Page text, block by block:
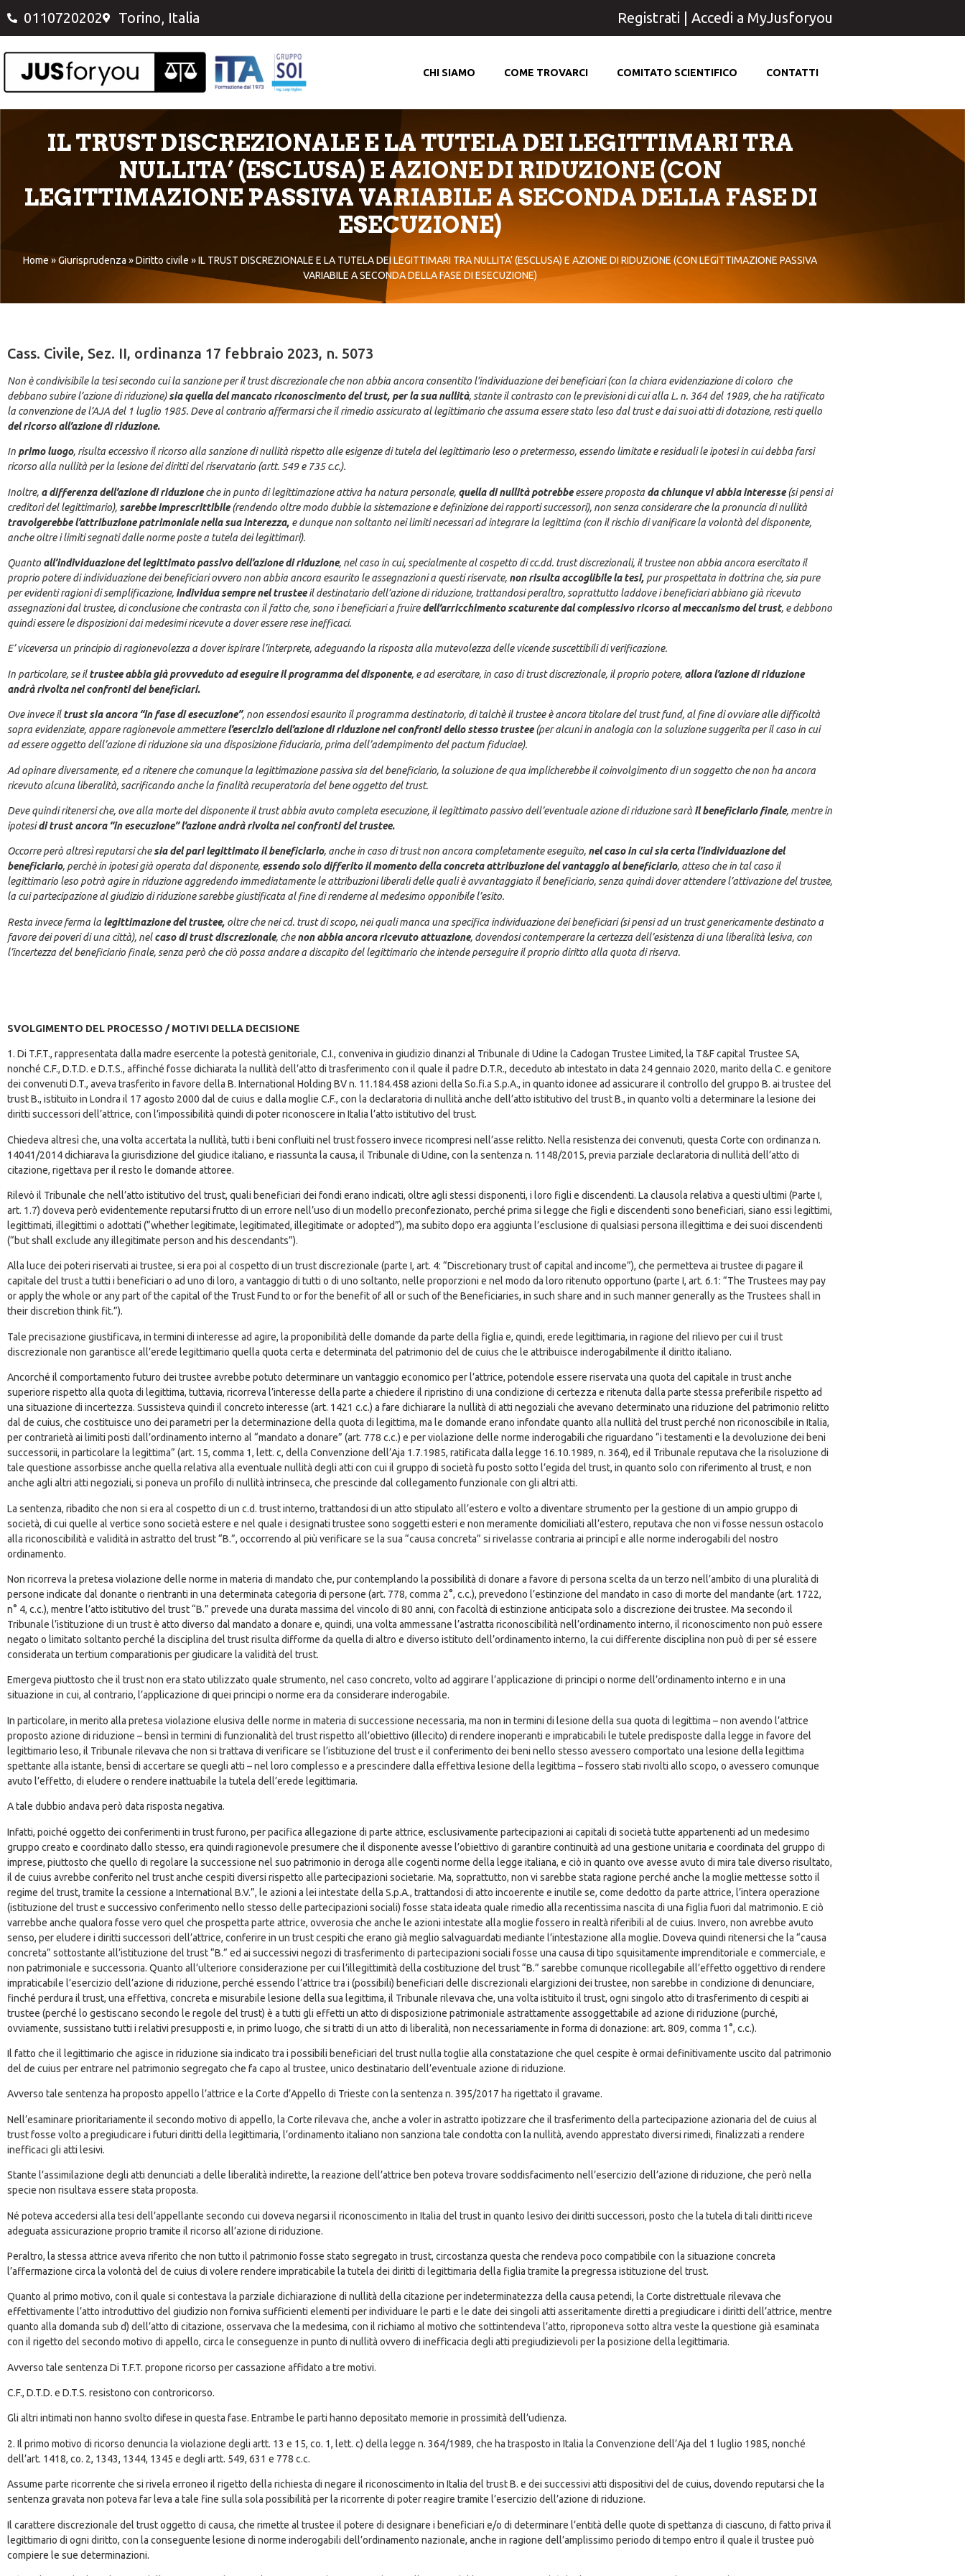
0110720202 Torino, Italia Registrati Accedi a MyJusforyou
CHI SIAMO COME TROVARCI COMITATO SCIENTIFICO CONTATTI
IL TRUST DISCREZIONALE E LA TUTELA DEI LEGITTIMARI TRA
NULLITA’ (ESCLUSA) E AZIONE DI RIDUZIONE (CON
LEGITTIMAZIONE PASSIVA VARIABILE A SECONDA DELLA FASE DI
ESECUZIONE)
Home»Giurisprudenza »Diritto civile »IL TRUST DISCREZIONALE E LA TUTELA DEI LEGITTIMARI TRA NULLITA’ (ESCLUSA) E AZIONE DI RIDUZIONE (CON LEGITTIMAZIONE PASSIVA
VARIABILE A SECONDA DELLA FASE DI ESECUZIONE)
Cass. Civile, Sez. II, ordinanza 17 febbraio 2023, n. 5073
Non è condivisibile la tesi secondo cui la sanzione per il trust discrezionale che non abbia ancora consentito l’individuazione dei beneficiari (con la chiara evidenziazione di coloro che
debbano subire l’azione di riduzione)sia quella del mancato riconoscimento del trust, per la sua nullità, stante il contrasto con le previsioni di cui alla L. n. 364 del 1989, che ha ratificato
la convenzione de l’AJA del 1 luglio 1985. Deve al contrario affermarsi che il rimedio assicurato al legittimario che assuma essere stato leso dal trust e dai suoi atti di dotazione, resti quello
del ricorso all’azione di riduzione.
In primo luogo, risulta eccessivo il ricorso alla sanzione di nullità rispetto alle esigenze di tutela del legittimario leso o pretermesso, essendo limitate e residuali le ipotesi in cui debba farsi
ricorso alla nullità per la lesione dei diritti del riservatario (artt. 549 e 735 c.c.).
Inoltre, a differenza dell’azione di riduzioneche in punto di legittimazione attiva ha natura personale, quella di nullità potrebbeessere proposta da chiunque vi abbia interesse(si pensi ai
creditori del legittimario), sarebbe imprescrittibile(rendendo oltre modo dubbie la sistemazione e definizione dei rapporti successori), non senza considerare che la pronuncia di nullità
travolgerebbe l’attribuzione patrimoniale nella sua interezza, e dunque non soltanto nei limiti necessari ad integrare la legittima (con il rischio di vanificare la volontà del disponente,
anche oltre i limiti segnati dalle norme poste a tutela dei legittimari).
Quanto all’individuazione del legittimato passivo dell’azione di riduzione, nel caso in cui, specialmente al cospetto di cc.dd. trust discrezionali, il trustee non abbia ancora esercitato il
proprio potere di individuazione dei beneficiari ovvero non abbia ancora esaurito le assegnazioni a questi riservate, non risulta accoglibile la tesi, pur prospettata in dottrina che, sia pure
per evidenti ragioni di semplificazione, individua sempre nel trusteeil destinatario dell’azione di riduzione, trattandosi peraltro, soprattutto laddove i beneficiari abbiano già ricevuto
assegnazioni dal trustee, di conclusione che contrasta con il fatto che, sono i beneficiari a fruiredell’arricchimento scaturente dal complessivo ricorso al meccanismo del trust, e debbono
quindi essere le disposizioni dai medesimi ricevute a dover essere rese inefficaci.
E’ viceversa un principio di ragionevolezza a dover ispirare l’interprete, adeguando la risposta alla mutevolezza delle vicende suscettibili di verificazione.
In particolare, se iltrustee abbia già provveduto ad eseguire il programma del disponente, e ad esercitare, in caso di trust discrezionale, il proprio potere, allora l’azione di riduzione
andrà rivolta nei confronti dei beneficiari.
Ove invece iltrustsia ancora “in fase di esecuzione”, non essendosi esaurito il programma destinatorio, di talchè il trustee è ancora titolare del trust fund, al fine di ovviare alle difficoltà
sopra evidenziate, appare ragionevole ammetterel’esercizio dell’azione di riduzione nei confronti dello stessotrustee(per alcuni in analogia con la soluzione suggerita per il caso in cui
ad essere oggetto dell’azione di riduzione sia una disposizione fiduciaria, prima dell’adempimento del pactum fiduciae).
Ad opinare diversamente, ed a ritenere che comunque la legittimazione passiva sia del beneficiario, la soluzione de qua implicherebbe il coinvolgimento di un soggetto che non ha ancora
ricevuto alcuna liberalità, sacrificando anche la finalità recuperatoria del bene oggetto del trust.
Deve quindi ritenersi che, ove alla morte del disponente il trust abbia avuto completa esecuzione, il legittimato passivo dell’eventuale azione di riduzione sarà il beneficiario finale, mentre in
ipotesiditrust ancora “in esecuzione” l’azione andrà rivolta nei confronti del trustee.
Occorre però altresì reputarsi chesia del pari legittimato il beneficiario, anche in caso di trust non ancora completamente eseguito, nel caso in cui sia certa l’individuazione del
beneficiario, perchè in ipotesi già operata dal disponente, essendo solo differito il momento della concreta attribuzione del vantaggio al beneficiario, atteso che in tal caso il
legittimario leso potrà agire in riduzione aggredendo immediatamente le attribuzioni liberali delle quali è avvantaggiato il beneficiario, senza quindi dover attendere l’attivazione del trustee,
la cui partecipazione al giudizio di riduzione sarebbe giustificata al fine di renderne al medesimo opponibile l’esito.
Resta invece ferma la legittimazione del trustee, oltre che nei cd. trust di scopo, nei quali manca una specifica individuazione dei beneficiari (si pensi ad un trust genericamente destinato a
favore dei poveri di una città), nelcaso di trust discrezionale, chenon abbia ancora ricevuto attuazione, dovendosi contemperare la certezza dell’esistenza di una liberalità lesiva, con
l’incertezza del beneficiario finale, senza però che ciò possa andare a discapito del legittimario che intende perseguire il proprio diritto alla quota di riserva.
SVOLGIMENTO DEL PROCESSO / MOTIVI DELLA DECISIONE
1. Di T.F.T., rappresentata dalla madre esercente la potestà genitoriale, C.I., conveniva in giudizio dinanzi al Tribunale di Udine la Cadogan Trustee Limited, la T&F capital Trustee SA,
nonché C.F., D.T.D. e D.T.S., affinché fosse dichiarata la nullità dell’atto di trasferimento con il quale il padre D.T.R., deceduto ab intestato in data 24 gennaio 2020, marito della C. e genitore
dei convenuti D.T., aveva trasferito in favore della B. International Holding BV n. 11.184.458 azioni della So.fi.a S.p.A., in quanto idonee ad assicurare il controllo del gruppo B. ai trustee del
trust B., istituito in Londra il 17 agosto 2000 dal de cuius e dalla moglie C.F., con la declaratoria di nullità anche dell’atto istitutivo del trust B., in quanto volti a determinare la lesione dei
diritti successori dell’attrice, con l’impossibilità quindi di poter riconoscere in Italia l’atto istitutivo del trust.
Chiedeva altresì che, una volta accertata la nullità, tutti i beni confluiti nel trust fossero invece ricompresi nell’asse relitto. Nella resistenza dei convenuti, questa Corte con ordinanza n.
14041/2014 dichiarava la giurisdizione del giudice italiano, e riassunta la causa, il Tribunale di Udine, con la sentenza n. 1148/2015, previa parziale declaratoria di nullità dell’atto di
citazione, rigettava per il resto le domande attoree.
Rilevò il Tribunale che nell’atto istitutivo del trust, quali beneficiari dei fondi erano indicati, oltre agli stessi disponenti, i loro figli e discendenti. La clausola relativa a questi ultimi (Parte I,
art. 1.7) doveva però evidentemente reputarsi frutto di un errore nell’uso di un modello preconfezionato, perché prima si legge che figli e discendenti sono beneficiari, siano essi legittimi,
legittimati, illegittimi o adottati (“whether legitimate, legitimated, illegitimate or adopted”), ma subito dopo era aggiunta l’esclusione di qualsiasi persona illegittima e dei suoi discendenti
(“but shall exclude any illegitimate person and his descendants”).
Alla luce dei poteri riservati ai trustee, si era poi al cospetto di un trust discrezionale (parte I, art. 4: “Discretionary trust of capital and income”), che permetteva ai trustee di pagare il
capitale del trust a tutti i beneficiari o ad uno di loro, a vantaggio di tutti o di uno soltanto, nelle proporzioni e nel modo da loro ritenuto opportuno (parte I, art. 6.1: “The Trustees may pay
or apply the whole or any part of the capital of the Trust Fund to or for the benefit of all or such of the Beneficiaries, in such share and in such manner generally as the Trustees shall in
their discretion think fit.”).
Tale precisazione giustificava, in termini di interesse ad agire, la proponibilità delle domande da parte della figlia e, quindi, erede legittimaria, in ragione del rilievo per cui il trust
discrezionale non garantisce all’erede legittimario quella quota certa e determinata del patrimonio del de cuius che le attribuisce inderogabilmente il diritto italiano.
Ancorché il comportamento futuro dei trustee avrebbe potuto determinare un vantaggio economico per l’attrice, potendole essere riservata una quota del capitale in trust anche
superiore rispetto alla quota di legittima, tuttavia, ricorreva l’interesse della parte a chiedere il ripristino di una condizione di certezza e ritenuta dalla parte stessa preferibile rispetto ad
una situazione di incertezza. Sussisteva quindi il concreto interesse (art. 1421 c.c.) a fare dichiarare la nullità di atti negoziali che avevano determinato una riduzione del patrimonio relitto
dal de cuius, che costituisce uno dei parametri per la determinazione della quota di legittima, ma le domande erano infondate quanto alla nullità del trust perché non riconoscibile in Italia,
per contrarietà ai limiti posti dall’ordinamento interno al “mandato a donare” (art. 778 c.c.) e per violazione delle norme inderogabili che riguardano “i testamenti e la devoluzione dei beni
successorii, in particolare la legittima” (art. 15, comma 1, lett. c, della Convenzione dell’Aja 1.7.1985, ratificata dalla legge 16.10.1989, n. 364), ed il Tribunale reputava che la risoluzione di
tale questione assorbisse anche quella relativa alla eventuale nullità degli atti con cui il gruppo di società fu posto sotto l’egida del trust, in quanto solo con riferimento al trust, e non
anche agli altri atti negoziali, si poneva un profilo di nullità intrinseca, che prescinde dal collegamento funzionale con gli altri atti.
La sentenza, ribadito che non si era al cospetto di un c.d. trust interno, trattandosi di un atto stipulato all’estero e volto a diventare strumento per la gestione di un ampio gruppo di
società, di cui quelle al vertice sono società estere e nel quale i designati trustee sono soggetti esteri e non meramente domiciliati all’estero, reputava che non vi fosse nessun ostacolo
alla riconoscibilità e validità in astratto del trust “B.”, occorrendo al più verificare se la sua “causa concreta” si rivelasse contraria ai principî e alle norme inderogabili del nostro
ordinamento.
Non ricorreva la pretesa violazione delle norme in materia di mandato che, pur contemplando la possibilità di donare a favore di persona scelta da un terzo nell’ambito di una pluralità di
persone indicate dal donante o rientranti in una determinata categoria di persone (art. 778, comma 2°, c.c.), prevedono l’estinzione del mandato in caso di morte del mandante (art. 1722,
n° 4, c.c.), mentre l’atto istitutivo del trust “B.” prevede una durata massima del vincolo di 80 anni, con facoltà di estinzione anticipata solo a discrezione dei trustee. Ma secondo il
Tribunale l’istituzione di un trust è atto diverso dal mandato a donare e, quindi, una volta ammessane l’astratta riconoscibilità nell’ordinamento interno, il riconoscimento non può essere
negato o limitato soltanto perché la disciplina del trust risulta difforme da quella di altro e diverso istituto dell’ordinamento interno, la cui differente disciplina non può di per sé essere
considerata un tertium comparationis per giudicare la validità del trust.
Emergeva piuttosto che il trust non era stato utilizzato quale strumento, nel caso concreto, volto ad aggirare l’applicazione di principi o norme dell’ordinamento interno e in una
situazione in cui, al contrario, l’applicazione di quei principi o norme era da considerare inderogabile.
In particolare, in merito alla pretesa violazione elusiva delle norme in materia di successione necessaria, ma non in termini di lesione della sua quota di legittima – non avendo l’attrice
proposto azione di riduzione – bensì in termini di funzionalità del trust rispetto all’obiettivo (illecito) di rendere inoperanti e impraticabili le tutele predisposte dalla legge in favore del
legittimario leso, il Tribunale rilevava che non si trattava di verificare se l’istituzione del trust e il conferimento dei beni nello stesso avessero comportato una lesione della legittima
spettante alla istante, bensì di accertare se quegli atti – nel loro complesso e a prescindere dalla effettiva lesione della legittima – fossero stati rivolti allo scopo, o avessero comunque
avuto l’effetto, di eludere o rendere inattuabile la tutela dell’erede legittimaria.
A tale dubbio andava però data risposta negativa.
Infatti, poiché oggetto dei conferimenti in trust furono, per pacifica allegazione di parte attrice, esclusivamente partecipazioni ai capitali di società tutte appartenenti ad un medesimo
gruppo creato e coordinato dallo stesso, era quindi ragionevole presumere che il disponente avesse l’obiettivo di garantire continuità ad una gestione unitaria e coordinata del gruppo di
imprese, piuttosto che quello di regolare la successione nel suo patrimonio in deroga alle cogenti norme della legge italiana, e ciò in quanto ove avesse avuto di mira tale diverso risultato,
il de cuius avrebbe conferito nel trust anche cespiti diversi rispetto alle partecipazioni societarie. Ma, soprattutto, non vi sarebbe stata ragione perché anche la moglie mettesse sotto il
regime del trust, tramite la cessione a International B.V.”, le azioni a lei intestate della S.p.A., trattandosi di atto incoerente e inutile se, come dedotto da parte attrice, l’intera operazione
(istituzione del trust e successivo conferimento nello stesso delle partecipazioni sociali) fosse stata ideata quale rimedio alla recentissima nascita di una figlia fuori dal matrimonio. E ciò
varrebbe anche qualora fosse vero quel che prospetta parte attrice, ovverosia che anche le azioni intestate alla moglie fossero in realtà riferibili al de cuius. Invero, non avrebbe avuto
senso, per eludere i diritti successori dell’attrice, conferire in un trust cespiti che erano già meglio salvaguardati mediante l’intestazione alla moglie. Doveva quindi ritenersi che la “causa
concreta” sottostante all’istituzione del trust “B.” ed ai successivi negozi di trasferimento di partecipazioni sociali fosse una causa di tipo squisitamente imprenditoriale e commerciale, e
non patrimoniale e successoria. Quanto all’ulteriore considerazione per cui l’illegittimità della costituzione del trust “B.” sarebbe comunque ricollegabile all’effetto oggettivo di rendere
impraticabile l’esercizio dell’azione di riduzione, perché essendo l’attrice tra i (possibili) beneficiari delle discrezionali elargizioni dei trustee, non sarebbe in condizione di denunciare,
finché perdura il trust, una effettiva, concreta e misurabile lesione della sua legittima, il Tribunale rilevava che, una volta istituito il trust, ogni singolo atto di trasferimento di cespiti ai
trustee (perché lo gestiscano secondo le regole del trust) è a tutti gli effetti un atto di disposizione patrimoniale astrattamente assoggettabile ad azione di riduzione (purché,
ovviamente, sussistano tutti i relativi presupposti e, in primo luogo, che si tratti di un atto di liberalità, non necessariamente in forma di donazione: art. 809, comma 1°, c.c.).
Il fatto che il legittimario che agisce in riduzione sia indicato tra i possibili beneficiari del trust nulla toglie alla constatazione che quel cespite è ormai definitivamente uscito dal patrimonio
del de cuius per entrare nel patrimonio segregato che fa capo al trustee, unico destinatario dell’eventuale azione di riduzione.
Avverso tale sentenza ha proposto appello l’attrice e la Corte d’Appello di Trieste con la sentenza n. 395/2017 ha rigettato il gravame.
Nell’esaminare prioritariamente il secondo motivo di appello, la Corte rilevava che, anche a voler in astratto ipotizzare che il trasferimento della partecipazione azionaria del de cuius al
trust fosse volto a pregiudicare i futuri diritti della legittimaria, l’ordinamento italiano non sanziona tale condotta con la nullità, avendo apprestato diversi rimedi, finalizzati a rendere
inefficaci gli atti lesivi.
Stante l’assimilazione degli atti denunciati a delle liberalità indirette, la reazione dell’attrice ben poteva trovare soddisfacimento nell’esercizio dell’azione di riduzione, che però nella
specie non risultava essere stata proposta.
Né poteva accedersi alla tesi dell’appellante secondo cui doveva negarsi il riconoscimento in Italia del trust in quanto lesivo dei diritti successori, posto che la tutela di tali diritti riceve
adeguata assicurazione proprio tramite il ricorso all’azione di riduzione.
Peraltro, la stessa attrice aveva riferito che non tutto il patrimonio fosse stato segregato in trust, circostanza questa che rendeva poco compatibile con la situazione concreta
l’affermazione circa la volontà del de cuius di volere rendere impraticabile la tutela dei diritti di legittimaria della figlia tramite la pregressa istituzione del trust.
Quanto al primo motivo, con il quale si contestava la parziale dichiarazione di nullità della citazione per indeterminatezza della causa petendi, la Corte distrettuale rilevava che
effettivamente l’atto introduttivo del giudizio non forniva sufficienti elementi per individuare le parti e le date dei singoli atti asseritamente diretti a pregiudicare i diritti dell’attrice, mentre
quanto alla domanda sub d) dell’atto di citazione, osservava che la medesima, con il richiamo al motivo che sottintendeva l’atto, riproponeva sotto altra veste la questione già esaminata
con il rigetto del secondo motivo di appello, circa le conseguenze in punto di nullità ovvero di inefficacia degli atti pregiudizievoli per la posizione della legittimaria.
Avverso tale sentenza Di T.F.T. propone ricorso per cassazione affidato a tre motivi.
C.F., D.T.D. e D.T.S. resistono con controricorso.
Gli altri intimati non hanno svolto difese in questa fase. Entrambe le parti hanno depositato memorie in prossimità dell’udienza.
2. Il primo motivo di ricorso denuncia la violazione degli artt. 13 e 15, co. 1, lett. c) della legge n. 364/1989, che ha trasposto in Italia la Convenzione dell’Aja del 1 luglio 1985, nonché
dell’art. 1418, co. 2, 1343, 1344, 1345 e degli artt. 549, 631 e 778 c.c.
Assume parte ricorrente che si rivela erroneo il rigetto della richiesta di negare il riconoscimento in Italia del trust B. e dei successivi atti dispositivi del de cuius, dovendo reputarsi che la
sentenza gravata non poteva far leva a tale fine sulla sola possibilità per la ricorrente di poter reagire tramite l’esercizio dell’azione di riduzione.
Il carattere discrezionale del trust oggetto di causa, che rimette al trustee il potere di designare i beneficiari e/o di determinare l’entità delle quote di spettanza di ciascuno, di fatto priva il
legittimario di ogni diritto, con la conseguente lesione di norme inderogabili dell’ordinamento nazionale, anche in ragione dell’amplissimo periodo di tempo entro il quale il trustee può
compiere le sue determinazioni.